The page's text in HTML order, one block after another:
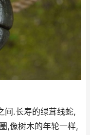
间.长寿的绿茸线蛇,
,像树木的年轮一样,